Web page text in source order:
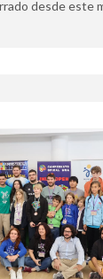
desde este